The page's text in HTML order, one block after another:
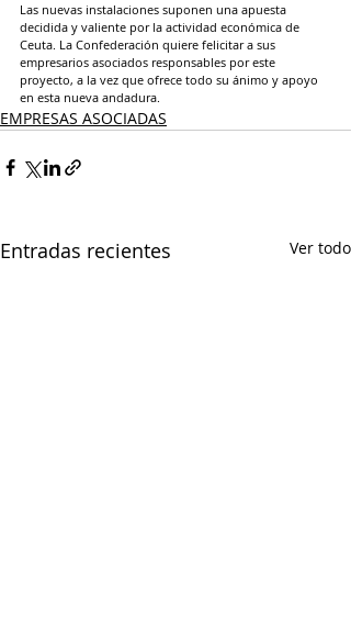
Las nuevas instalaciones suponen una apuesta
decidida y valiente por la actividad económica de
Ceuta. La Confederación quiere felicitar a sus
empresarios asociados responsables por este
proyecto, a la vez que ofrece todo su ánimo y apoyo
en esta nueva andadura.
EMPRESAS ASOCIADAS
Entradas recientes Ver todo